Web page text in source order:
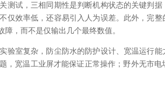
测试，三相同期性是判断机构状态的关键判
仅效率低，还容易引入人为误差。此外，完
，而不是仅输出几个最终数值。
验室复杂，防尘防水的防护设计、宽温运行
，宽温工业屏才能保证正常操作；野外无市